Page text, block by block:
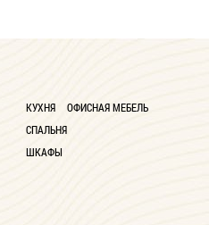
КУХНЯ
СПАЛЬНЯ
ШКАФЫ
ОФИСНАЯ МЕБЕЛЬ